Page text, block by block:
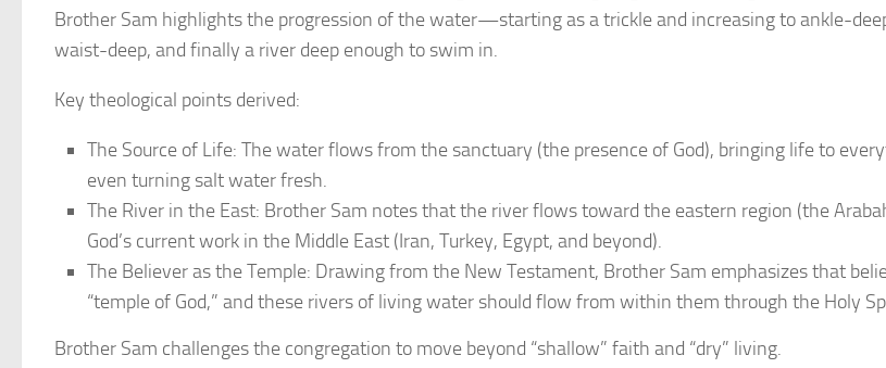
Brother Sam highlights the progression of the water—starting as a trickle and increasing to ankle-
waist-deep, and finally a river deep enough to swim in.
Key theological points derived:
The Source of Life: The water flows from the sanctuary (the presence of God), bringing life to
even turning salt water fresh.
The River in the East: Brother Sam notes that the river flows toward the eastern region (the
God’s current work in the Middle East (Iran, Turkey, Egypt, and beyond).
The Believer as the Temple: Drawing from the New Testament, Brother Sam emphasizes that
“temple of God,” and these rivers of living water should flow from within them through the Holy
Brother Sam challenges the congregation to move beyond “shallow” faith and “dry” living.